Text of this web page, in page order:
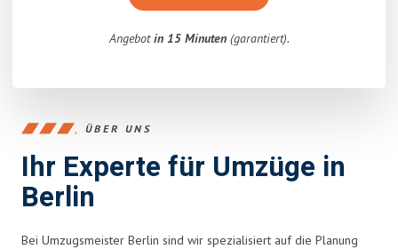
Angebotin 15 Minuten(garantiert).
ÜBER UNS
Ihr Experte für Umzüge in
Berlin
Bei Umzugsmeister Berlin sind wir spezialisiert auf die Planung